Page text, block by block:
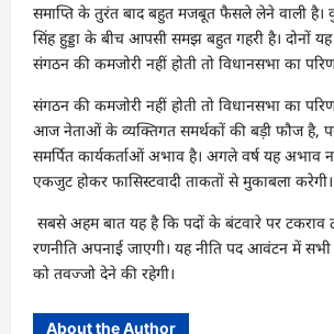
समाप्ति के तुरंत बाद बहुत मजबूत फैसले लेने वाली है।
सिंह हुड्डा के बीच आपसी समझ बहुत गहरी है। दोनों
संगठन की कमजोरी नहीं होती तो विधानसभा का
संगठन की कमजोरी नहीं होती तो विधानसभा का
आज नेताओं के व्यक्तिगत समर्थकों की बड़ी फौज है,
समर्पित कार्यकर्ताओं अभाव है। अगले वर्ष यह अभाव
एकजुट होकर फासिस्टवादी ताकतों से मुकाबला करेगी।
सबसे अहम बात यह है कि पदों के बंटवारे पर टकराव
रणनीति अपनाई जाएगी। यह नीति पद आवंटन में सभी
को तवज्जो देने की रहेगी।
About the Author